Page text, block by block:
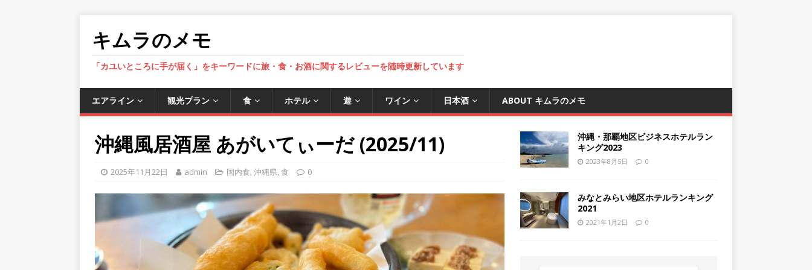
キムラのメモ
「カユいところに手が届く」をキーワードに旅・食・お酒に関するレビューを随時更新しています
エアライン 観光プラン 食 ホテル 遊 ワイン 日本酒 ABOUT キムラのメモ
沖縄風居酒屋 あがいてぃーだ (2025/11)
2025年11月22日 admin 国内食,沖縄県,食 0
沖縄・那覇地区ビジネスホテルラン
キング2023
2023年8月5日 0
みなとみらい地区ホテルランキング
2021
2021年1月2日 0